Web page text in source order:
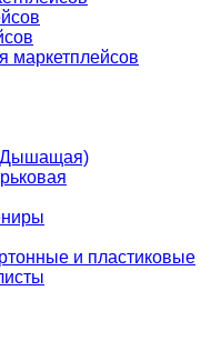
маркетплейсов
и пластиковые